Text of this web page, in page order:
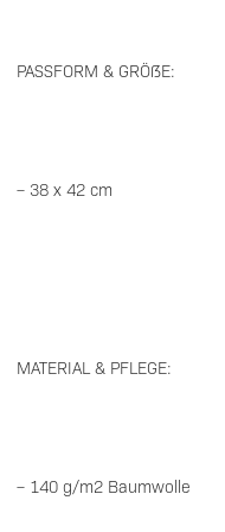
PASSFORM & GRÖßE:
– 38 x 42 cm
MATERIAL & PFLEGE:
– 140 g/m2 Baumwolle